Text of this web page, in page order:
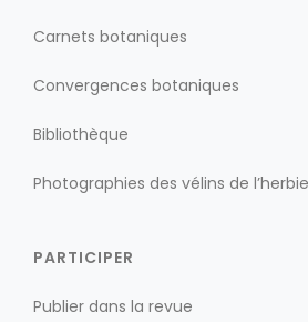
Carnets botaniques
Convergences botaniques
Bibliothèque
Photographies des vélins de
PARTICIPER
Publier dans la revue